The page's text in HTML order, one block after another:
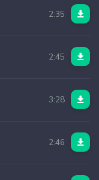
2:35
2:45
3:28
2:46